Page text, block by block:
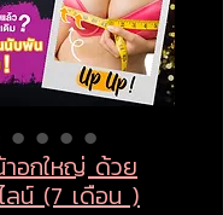
อกใหญ่ ด้วย
ลน์ (7 เดือน )